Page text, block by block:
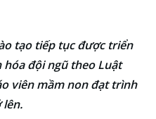
tạo tiếp tục được triển
đội ngũ theo Luật
viên mầm non đạt trình
lên.